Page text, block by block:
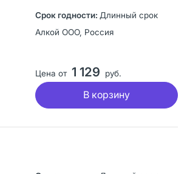
Длинный срок
Алкой ООО, Россия
Цена от 1 129 руб.
В корзину